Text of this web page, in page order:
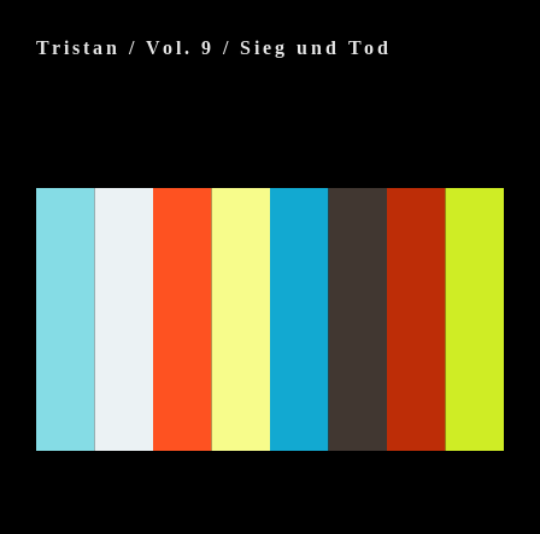
InhaltTristan / Vol. 9 / Sieg und Tod